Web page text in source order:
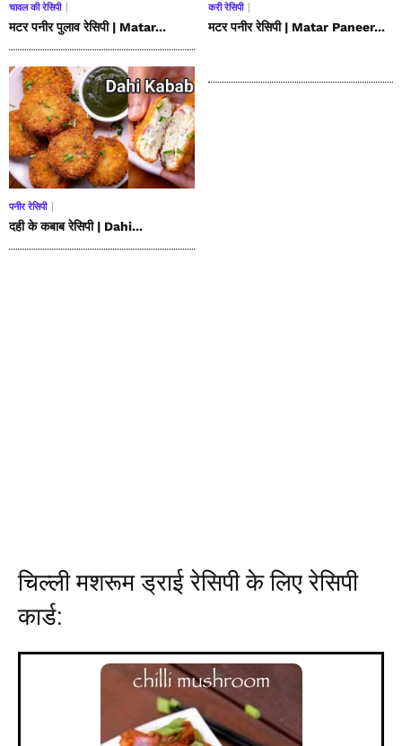
चावल की रेसिपी
मटर पनीर पुलाव रेसिपी | Matar...
करी रेसिपी
मटर पनीर रेसिपी | Matar Paneer...
पनीर रेसिपी
दही के कबाब रेसिपी | Dahi...
चिल्ली मशरूम ड्राई रेसिपी के लिए रेसिपी
कार्ड: